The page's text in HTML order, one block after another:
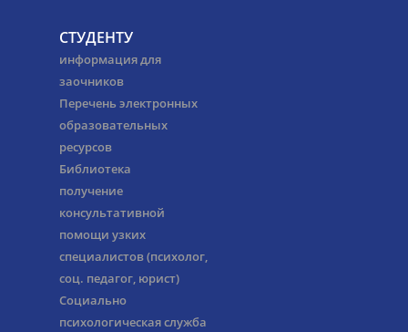
СТУДЕНТУ
информация для
заочников
Перечень электронных
образовательных
ресурсов
Библиотека
получение
консультативной
помощи узких
специалистов (психолог,
соц. педагог, юрист)
Социально
психологическая служба